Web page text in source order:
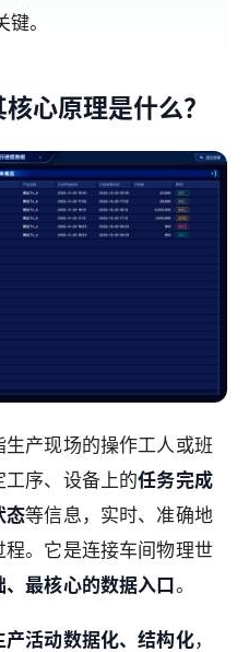
。
心原理是什么？
生产现场的操作工人或班
工序、设备上的任务完成
态等信息，实时、准确地
。它是连接车间物理世
、最核心的数据入口。
产活动数据化、结构化，